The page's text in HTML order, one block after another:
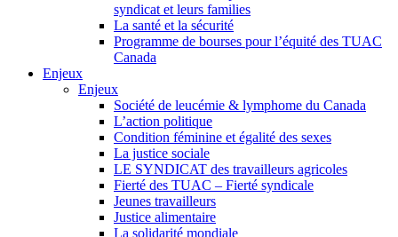
syndicat et leurs families
La santé et la sécurité
Programme de bourses pour l’équité des TUAC
Canada
Enjeux
Enjeux
Société de leucémie & lymphome du Canada
L’action politique
Condition féminine et égalité des sexes
La justice sociale
LE SYNDICAT des travailleurs agricoles
Fierté des TUAC – Fierté syndicale
Jeunes travailleurs
Justice alimentaire
La solidarité mondiale